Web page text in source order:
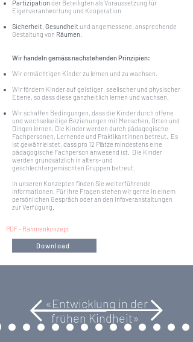
Partizipation der Beteiligten als Voraussetzung für
Eigenverantwortung und Kooperation
Sicherheit, Gesundheit und angemessene, ansprechende
Gestaltung von Räumen
Wir handeln gemäss nachstehenden Prinzipien:
Wir ermächtigen Kinder zu lernen und zu wachsen.
Wir fördern Kinder auf geistiger, seelischer und physischer
Ebene, so dass diese ganzheitlich lernen und wachsen.
Wir schaffen Bedingungen, dass die Kinder durch offene
und wechselseitige Beziehungen mit Menschen, Orten und
Dingen lernen. Die Kinder werden durch pädagogische
Fachpersonen, Lernende und Praktikantinnen betreut. Es
ist gewährleistet, dass pro 12 Plätze mindestens eine
pädagogische Fachperson anwesend ist. Die Kinder
werden grundsätzlich in alters- und
geschlechtergemischten Gruppen betreut.
In unseren Konzepten finden Sie weiterführende
Informationen. Für Ihre Fragen stehen wir gerne in einem
persönlichen Gespräch oder an den Infoveranstaltungen
zur Verfügung.
PDF - Rahmenkonzept
Download
«Entwicklung in der
frühen Kindheit»